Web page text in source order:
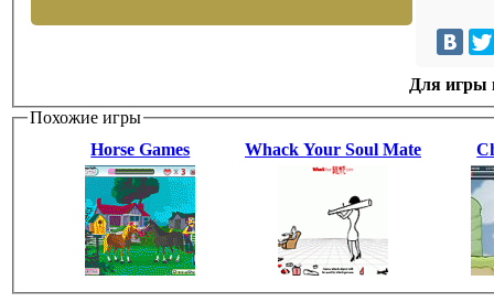
Для игры
Похожие игры
Horse Games
Whack Your Soul Mate